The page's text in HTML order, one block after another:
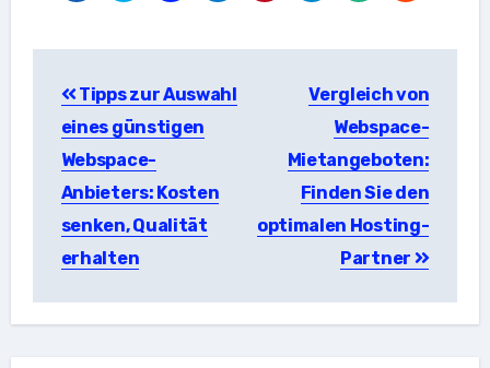
Tipps zur Auswahl
eines günstigen
Webspace-
Anbieters: Kosten
senken, Qualität
erhalten
Vergleich von
Webspace-
Mietangeboten:
Finden Sie den
optimalen Hosting-
Partner